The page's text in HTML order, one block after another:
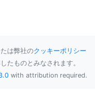
は弊社のクッキーポリシー
たものとみなされます。
with attribution required.